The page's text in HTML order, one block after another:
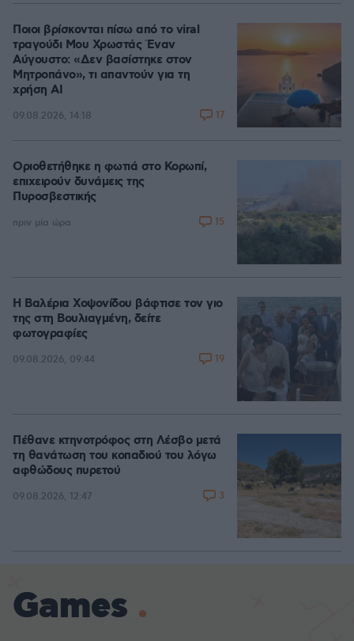
Ποιοι βρίσκονται πίσω από το viral
τραγούδι Μου Χρωστάς Έναν
Αύγουστο: «Δεν βασίστηκε στον
Μητροπάνο», τι απαντούν για τη
χρήση AI
09.08.2026, 14:18 17
Οριοθετήθηκε η φωτιά στο Κορωπί,
επιχειρούν δυνάμεις της
Πυροσβεστικής
πριν μία ώρα 15
Η Βαλέρια Χοψονίδου βάφτισε τον γιο
της στη Βουλιαγμένη, δείτε
φωτογραφίες
09.08.2026, 09:44 19
Πέθανε κτηνοτρόφος στη Λέσβο μετά
τη θανάτωση του κοπαδιού του λόγω
αφθώδους πυρετού
09.08.2026, 12:47 3
Games